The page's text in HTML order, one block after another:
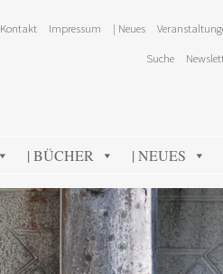
Kontakt Impressum | Neues
Suche
| BÜCHER | NEUES